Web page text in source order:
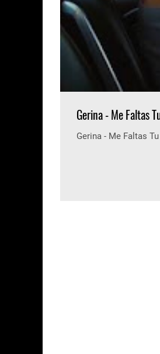
Gerina - Me Faltas
Gerina - Me Faltas